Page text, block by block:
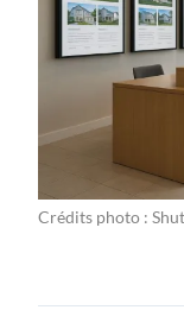
Crédits photo :